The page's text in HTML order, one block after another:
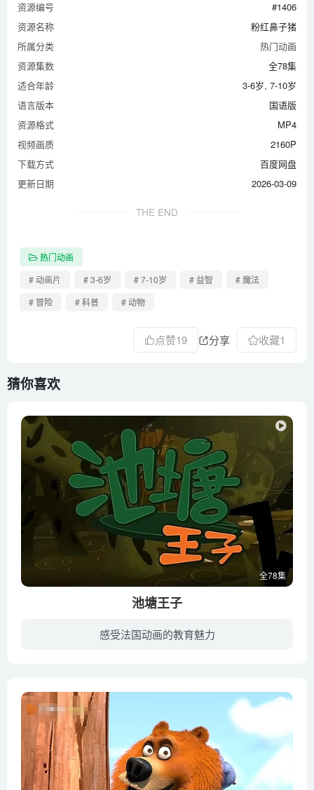
第38集 摇滚老奶奶
第39集 房子里的海盗
第40集 五楼风波
第41集 风暴潮
第42集 小猪的故事
第43集 国王休伯特的传说
第44集 巫术
第45集 精神病患者
第46集 丙烯酸
第49集 勇敢的小猪
第50集 五分钟的名气
第51集 抽奖困境
第55集 到月球去
第57集 冲向胜利
第58集 明星塔可可
第59集 小心守护天使
第60集 长得一样真麻烦
第61集 消失的橡皮
第62集 让人崩溃的五楼
第63集 父母的分歧
第64集 被黑暗笼罩
第65集 一种新生活
第67集 机器人的爱
第70集 回到现在的休伯特
第71集 谁在乎新鲜的空气
第72集 照看宝宝
第73集 新星诞生
第74集 透明猪
资源编号
#1406
资源名称
粉红鼻子猪
所属分类
热门动画
资源集数
全78集
适合年龄
3-6岁, 7-10岁
语言版本
国语版
资源格式
MP4
视频画质
2160P
下载方式
百度网盘
更新日期
2026-03-09
THE END
热门动画
# 动画片
# 3-6岁 # 7-10岁 # 益智
# 魔法
# 冒险
# 科普 # 动物
点赞19 分享 收藏1
猜你喜欢
全78集
池塘王子
感受法国动画的教育魅力